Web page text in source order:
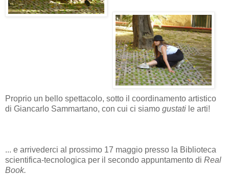
Proprio un bello spettacolo, sotto il coordinamento artistico
di Giancarlo Sammartano, con cui ci siamo gustati le arti!
... e arrivederci al prossimo 17 maggio presso la Biblioteca
scientifica-tecnologica per il secondo appuntamento di Real
Book.